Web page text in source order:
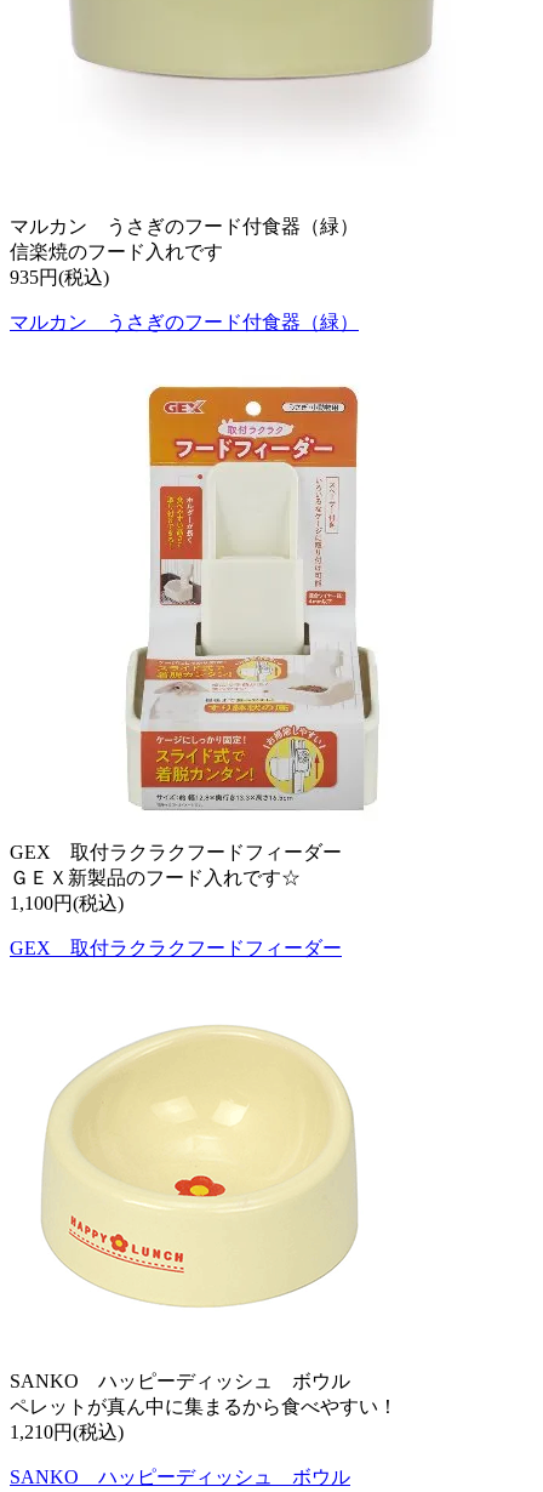
マルカン うさぎのフード付食器（緑）
信楽焼のフード入れです
935円(税込)
マルカン うさぎのフード付食器（緑）
GEX 取付ラクラクフードフィーダー
ＧＥＸ新製品のフード入れです☆
1,100円(税込)
GEX 取付ラクラクフードフィーダー
SANKO ハッピーディッシュ ボウル
ペレットが真ん中に集まるから食べやすい！
1,210円(税込)
SANKO ハッピーディッシュ ボウル